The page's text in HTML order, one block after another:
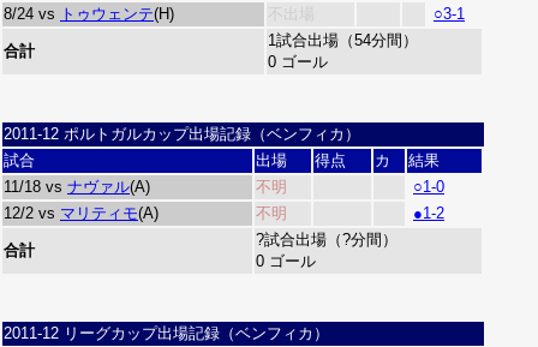
8/24 vs トゥウェンテ(H) 不出場 ○3-1
合計
1試合出場（54分間）
0 ゴール
2011-12 ポルトガルカップ出場記録（ベンフィカ）
試合
出場 得点 カ
結果
11/18 vs ナヴァル(A) 不明
○1-0
12/2 vs マリティモ(A) 不明 ●1-2
合計
?試合出場（?分間）
0 ゴール
2011-12 リーグカップ出場記録（ベンフィカ）